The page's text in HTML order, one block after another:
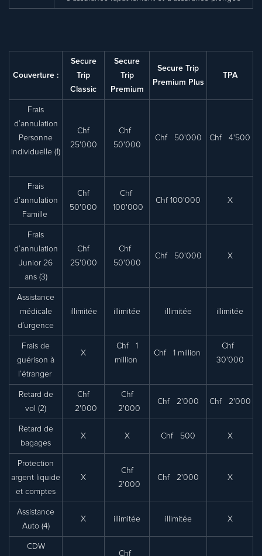
Couverture :
Secure
Trip
Classic
Secure
Trip
Premium
Secure Trip
Premium Plus
TPA
Frais
d’annulation
Personne
individuelle (1)
Chf
25'000
Chf
50'000
Chf 50'000 Chf 4'500
Frais
d’annulation
Famille
Chf
50'000
Chf
100'000
Chf 100'000 X
Frais
d’annulation
Junior 26
ans (3)
Chf
25'000
Chf
50'000
Chf 50'000 X
Assistance
médicale
d’urgence
illimitée illimitée illimitée illimitée
Frais de
guérison à
l’étranger
X
Chf 1
million
Chf 1 million
Chf
30'000
Retard de
vol (2)
Chf
2'000
Chf
2'000
Chf 2'000 Chf 2'000
Retard de
bagages
X X Chf 500 X
Protection
argent liquide
et comptes
X
Chf
2'000
Chf 2'000 X
Assistance
Auto (4)
X illimitée illimitée X
CDW
Chf